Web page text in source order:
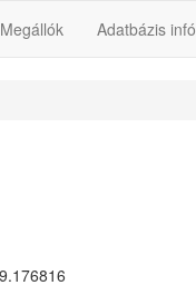
Megállók Adatbázis infó